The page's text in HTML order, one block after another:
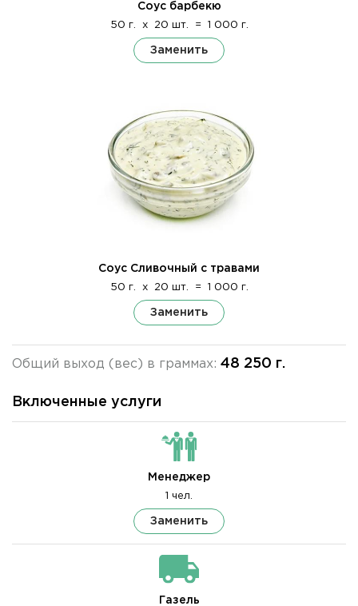
Соус барбекю
50 г. x 20 шт. = 1 000 г.
Заменить
Соус Сливочный с травами
50 г. x 20 шт. = 1 000 г.
Заменить
Общий выход (вес) в граммах: 48 250 г.
Включенные услуги
Менеджер
1 чел.
Заменить
Газель